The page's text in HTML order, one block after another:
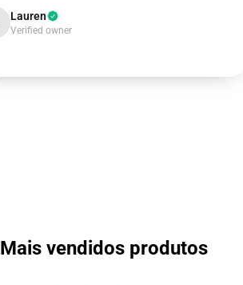
Lauren
Verified owner
Mais vendidos produtos